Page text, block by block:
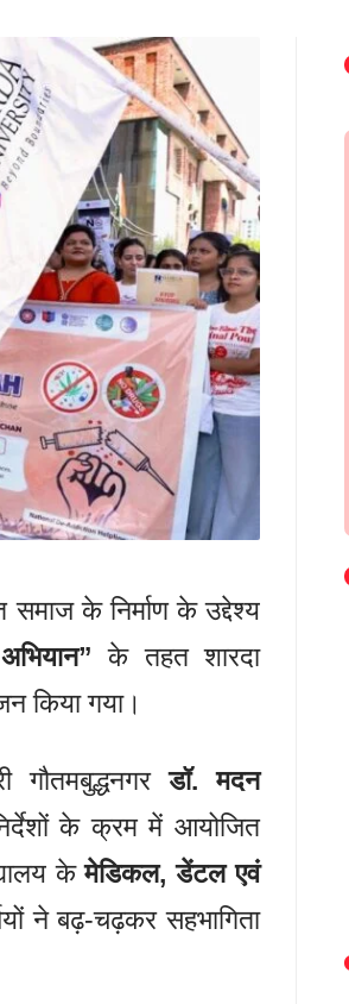
के निर्माण के उद्देश्य
के तहत शारदा
किया गया।
गौतमबुद्धनगरडॉ. मदन
के क्रम में आयोजित
केमेडिकल, डेंटल एवं
ने बढ़-चढ़कर सहभागिता